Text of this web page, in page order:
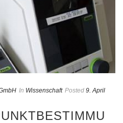
In Wissenschaft Posted 9. April